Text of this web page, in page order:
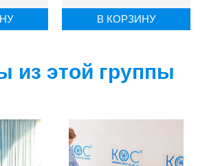
В КОРЗИНУ
из этой группы